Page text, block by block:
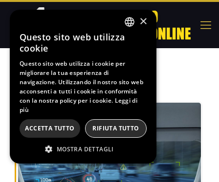
Il nostro Blog
ENGLISH
×
Questo sito web utilizza
cookie
Questo sito web utilizza i cookie per
migliorare la tua esperienza di
navigazione. Utilizzando il nostro sito web
acconsenti a tutti i cookie in conformità
con la nostra policy per i cookie. Leggi di
più
ACCETTA TUTTO RIFIUTA TUTTO
MOSTRA DETTAGLI